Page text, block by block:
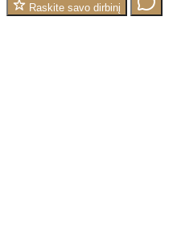
Raskite savo dirbinį